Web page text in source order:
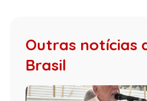
Outras notícias
Brasil